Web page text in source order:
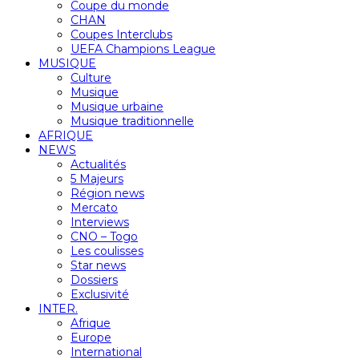
Coupe du monde
CHAN
Coupes Interclubs
UEFA Champions League
MUSIQUE
Culture
Musique
Musique urbaine
Musique traditionnelle
AFRIQUE
NEWS
Actualités
5 Majeurs
Région news
Mercato
Interviews
CNO – Togo
Les coulisses
Star news
Dossiers
Exclusivité
INTER.
Afrique
Europe
International